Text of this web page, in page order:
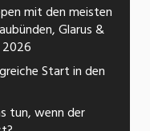
mit den meisten
Glarus &
2026
Start in den
tun, wenn der